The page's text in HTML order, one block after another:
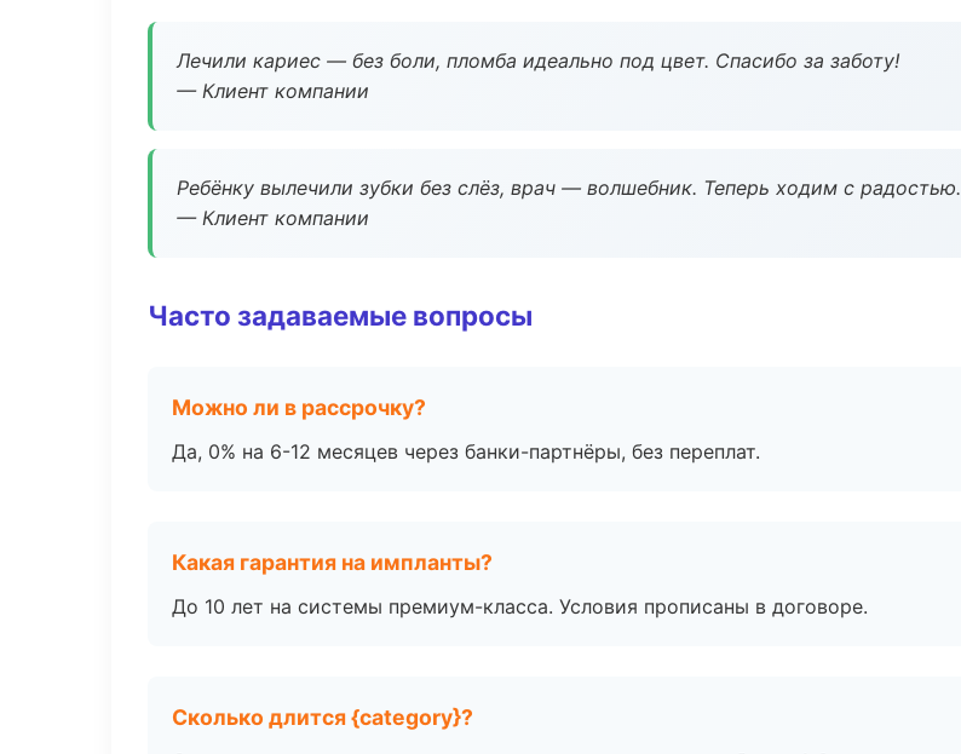
Лечили кариес — без боли, пломба идеально под цвет. Спасибо за заботу!
— Клиент компании
Ребёнку вылечили зубки без слёз, врач — волшебник. Теперь ходим с радостью.
— Клиент компании
Часто задаваемые вопросы
Можно ли в рассрочку?
Да, 0% на 6-12 месяцев через банки-партнёры, без переплат.
Какая гарантия на импланты?
До 10 лет на системы премиум-класса. Условия прописаны в договоре.
Сколько длится {category}?